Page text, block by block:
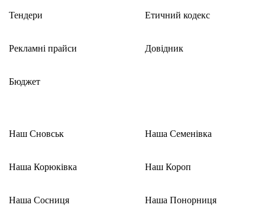
Тендери
Рекламні прайси
Бюджет
Етичний кодекс
Довідник
Наш Сновськ
Наша Корюківка
Наша Сосниця
Наша Семенівка
Наш Короп
Наша Понорниця